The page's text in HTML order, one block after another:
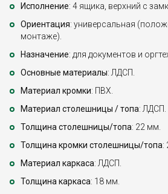
Исполнение: 4 ящика, верхний с
Ориентация: универсальная
монтаже).
Назначение: для документов и
Основные материалы: ЛДСП.
Материал кромки: ПВХ.
Материал столешницы / топа: ЛДСП.
Толщина столешницы/топа: 22 мм.
Толщина кромки столешницы/топа:
Материал каркаса: ЛДСП.
Толщина каркаса: 18 мм.